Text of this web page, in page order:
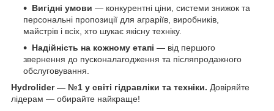
Вигідні умови — конкурентні ціни, системи знижок та
персональні пропозиції для аграріїв, виробників,
майстрів і всіх, хто шукає якісну техніку.
Надійність на кожному етапі — від першого
звернення до пусконалагодження та післяпродажного
обслуговування.
Hydrolider — №1 у світі гідравліки та техніки. Довіряйте
лідерам — обирайте найкраще!